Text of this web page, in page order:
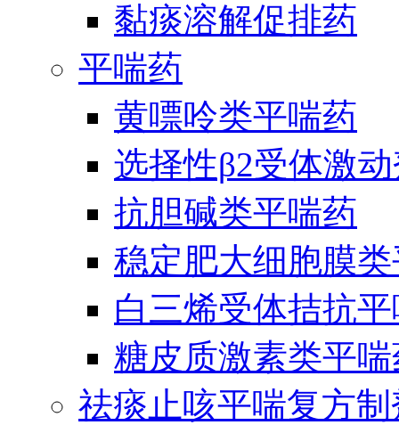
黏痰溶解促排药
平喘药
黄嘌呤类平喘药
选择性β2受体激
抗胆碱类平喘药
稳定肥大细胞膜
白三烯受体拮抗
糖皮质激素类平
祛痰止咳平喘复方制